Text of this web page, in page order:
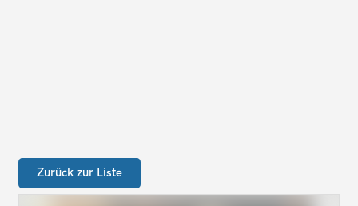
Zurück zur Liste